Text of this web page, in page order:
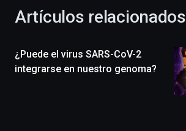
celebración
novena
edición
Artículos relacionados
¿Puede el virus SARS-CoV-2
integrarse en nuestro genoma?